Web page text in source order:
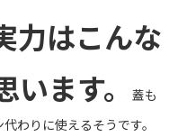
力はこんな
ます。
蓋も
わりに使えるそうです。